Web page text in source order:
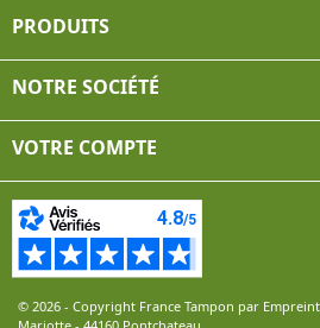
PRODUITS
NOTRE SOCIÉTÉ
VOTRE COMPTE
© 2026 - Copyright France Tampon par